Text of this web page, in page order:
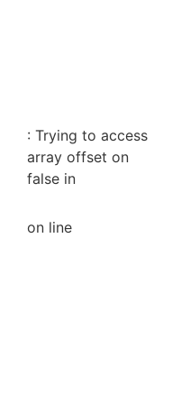
: Trying to access
array offset on
false in
on line